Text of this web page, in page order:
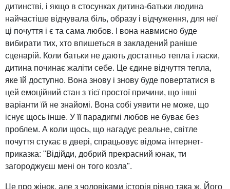
дитинстві, і якщо в стосунках дитина-батьки людина
найчастіше відчувала біль, образу і відчуження, для неї
ці почуття і є та сама любов. І вона навмисно буде
вибирати тих, хто впишеться в закладений раніше
сценарій. Коли батьки не дають достатньо тепла і ласки,
дитина починає жаліти себе. Це єдине відчуття тепла,
яке їй доступно. Вона знову і знову буде повертатися в
цей емоційний стан з тієї простої причини, що інші
варіанти їй не знайомі. Вона собі уявити не може, що
існує щось інше. У її парадигмі любов не буває без
проблем. А коли щось, що нагадує реальне, світле
почуття стукає в двері, спрацьовує відома інтернет-
приказка: "Відійди, добрий прекрасний юнак, ти
загороджуєш мені он того козла".
Це про жінок, але з чоловіками історія рівно така ж. Його